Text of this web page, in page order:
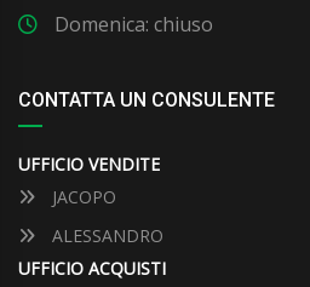
Domenica: chiuso
CONTATTA UN CONSULENTE
UFFICIO VENDITE
JACOPO
ALESSANDRO
UFFICIO ACQUISTI